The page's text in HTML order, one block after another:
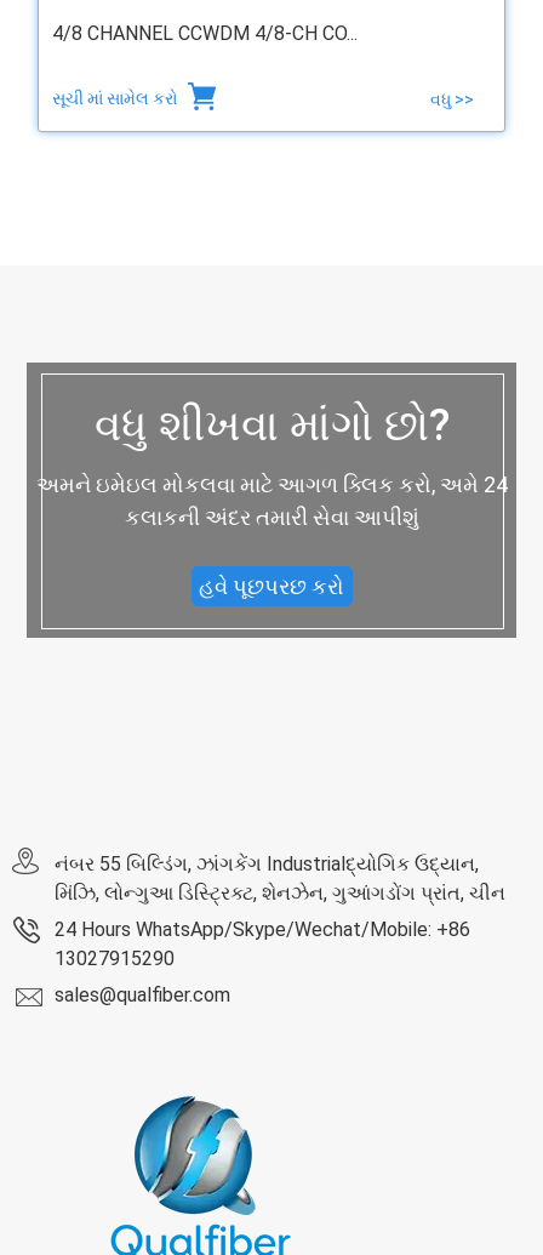
4/8 CHANNEL CCWDM 4/8-CH CO...
સૂચી માં સામેલ કરો વધુ >>
વધુ શીખવા માંગો છો?
અમને ઇમેઇલ મોકલવા માટે આગળ ક્લિક કરો, અમે 24
કલાકની અંદર તમારી સેવા આપીશું
હવે પૂછપરછ કરો
નંબર 55 બિલ્ડિંગ, ઝાંગકેંગ Industrialદ્યોગિક ઉદ્યાન,
મિંઝિ, લોન્ગુઆ ડિસ્ટ્રિક્ટ, શેનઝેન, ગુઆંગડોંગ પ્રાંત, ચીન
24 Hours WhatsApp/Skype/Wechat/Mobile: +86
13027915290
sales@qualfiber.com